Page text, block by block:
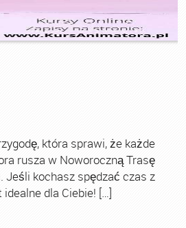
która sprawi, że każde
rusza w Noworoczną Trasę
Jeśli kochasz spędzać czas z
dla Ciebie! […]